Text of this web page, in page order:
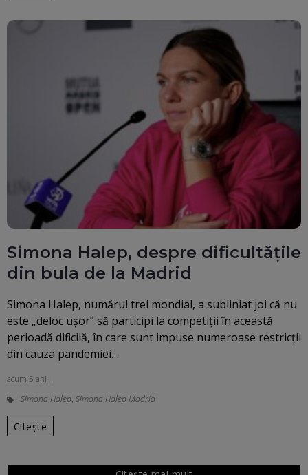
Simona Halep, despre dificultățile
din bula de la Madrid
Simona Halep, numărul trei mondial, a subliniat joi că nu
este „deloc uşor” să participi la competiţii în această
perioadă dificilă, în care sunt impuse numeroase restricţii
din cauza pandemiei…
acum 5 ani
Simona Halep, Simona Halep Madrid
Citește